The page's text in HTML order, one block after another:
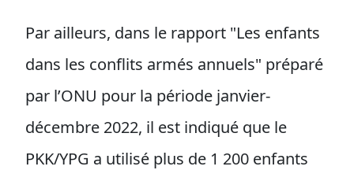
Par ailleurs, dans le rapport "Les enfants
dans les conflits armés annuels" préparé
par l’ONU pour la période janvier-
décembre 2022, il est indiqué que le
PKK/YPG a utilisé plus de 1 200 enfants